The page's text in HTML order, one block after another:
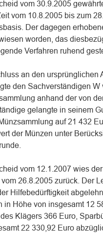
vom 30.9.2005
vom 10.8.2005 bis zum
Der dagegen
worden, das
Verfahren ruhend
an den
den Sachverständigen
anhand der von
gelangte in seinem
auf 21 432
der Münzen unter
vom 12.1.2007 wies
26.8.2005 zurück. Der
Hilfebedürftigkeit
in Höhe von insgesamt 12
Klägers 366 Euro,
22 330,92 Euro